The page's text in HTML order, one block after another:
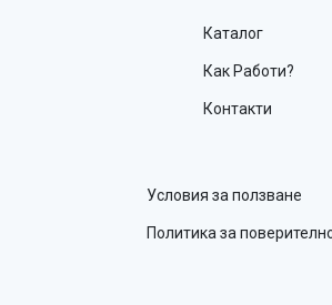
Каталог
Как Работи?
Контакти
Условия за ползване
Политика за